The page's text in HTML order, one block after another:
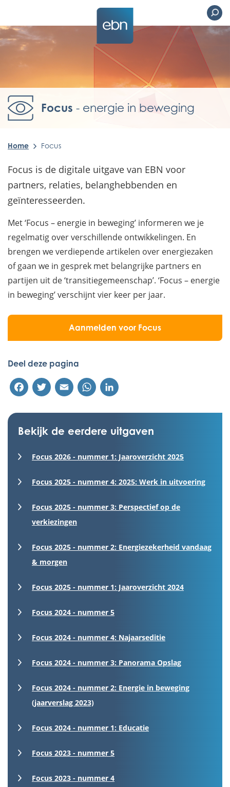
Focus - energie in beweging
Home Focus
Focus is de digitale uitgave van EBN voor
partners, relaties, belanghebbenden en
geïnteresseerden.
Met ‘Focus – energie in beweging’ informeren we je
regelmatig over verschillende ontwikkelingen. En
brengen we verdiepende artikelen over energiezaken
of gaan we in gesprek met belangrijke partners en
partijen uit de ‘transitiegemeenschap’. ‘Focus – energie
in beweging’ verschijnt vier keer per jaar.
Aanmelden voor Focus
Deel deze pagina
FacebookTwitterEmail WhatsApp
Bekijk de eerdere uitgaven
Focus 2026 - nummer 1: Jaaroverzicht 2025
Focus 2025 - nummer 4: 2025: Werk in uitvoering
Focus 2025 - nummer 3: Perspectief op de
verkiezingen
Focus 2025 - nummer 2: Energiezekerheid vandaag
& morgen
Focus 2025 - nummer 1: Jaaroverzicht 2024
Focus 2024 - nummer 5
Focus 2024 - nummer 4: Najaarseditie
Focus 2024 - nummer 3: Panorama Opslag
Focus 2024 - nummer 2: Energie in beweging
(jaarverslag 2023)
Focus 2024 - nummer 1: Educatie
Focus 2023 - nummer 5
Focus 2023 - nummer 4